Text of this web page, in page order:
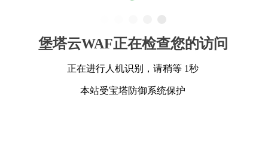
堡塔云WAF正在检查您的访问
正在进行人机识别，请稍等 1秒
本站受宝塔防御系统保护